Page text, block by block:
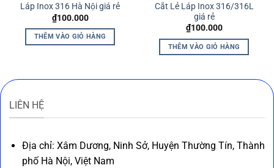
Láp Inox 316 Hà Nội giá rẻ
₫100.000
THÊM VÀO GIỎ HÀNG
Cắt Lẻ Láp Inox 316/316L
giá rẻ
₫100.000
THÊM VÀO GIỎ HÀNG
LIÊN HỆ
Địa chỉ: Xâm Dương, Ninh Sở, Huyện Thường Tín, Thành
phố Hà Nội, Việt Nam